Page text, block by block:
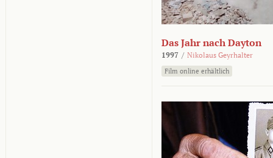
Das Jahr nach Dayton
1997 / Nikolaus Geyrhalter
Film online erhältlich